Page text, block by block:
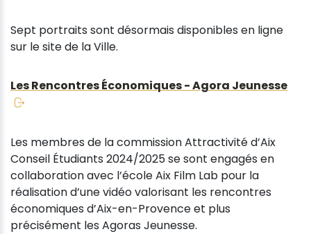
Sept portraits sont désormais disponibles en ligne
sur le site de la Ville.
Les Rencontres Économiques - Agora Jeunesse
Les membres de la commission Attractivité d’Aix
Conseil Étudiants 2024/2025 se sont engagés en
collaboration avec l’école Aix Film Lab pour la
réalisation d’une vidéo valorisant les rencontres
économiques d’Aix-en-Provence et plus
précisément les Agoras Jeunesse.